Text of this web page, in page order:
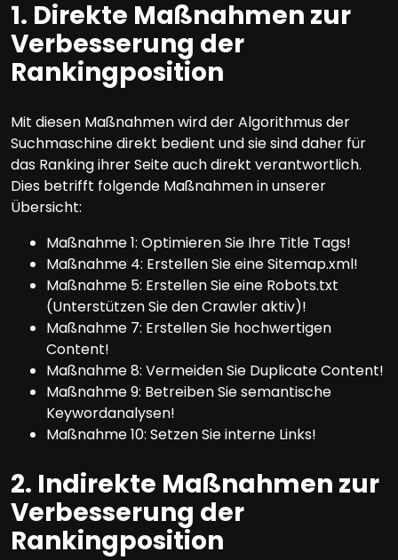
1. Direkte Maßnahmen zur
Verbesserung der
Rankingposition
Mit diesen Maßnahmen wird der Algorithmus der
Suchmaschine direkt bedient und sie sind daher für
das Ranking ihrer Seite auch direkt verantwortlich.
Dies betrifft folgende Maßnahmen in unserer
Übersicht:
Maßnahme 1: Optimieren Sie Ihre Title Tags!
Maßnahme 4: Erstellen Sie eine Sitemap.xml!
Maßnahme 5: Erstellen Sie eine Robots.txt
(Unterstützen Sie den Crawler aktiv)!
Maßnahme 7: Erstellen Sie hochwertigen
Content!
Maßnahme 8: Vermeiden Sie Duplicate Content!
Maßnahme 9: Betreiben Sie semantische
Keywordanalysen!
Maßnahme 10: Setzen Sie interne Links!
2. Indirekte Maßnahmen zur
Verbesserung der
Rankingposition